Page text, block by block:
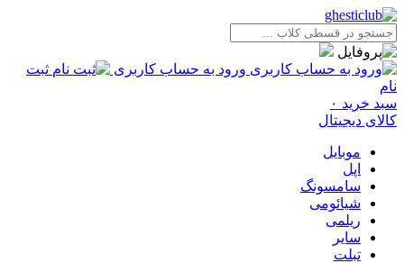
ورود به حساب کاربری
ثبت
نام
سبد خرید ۰
کالای دیجیتال
موبایل
اپل
سامسونگ
شیائومی
ریلمی
سایر
تبلت